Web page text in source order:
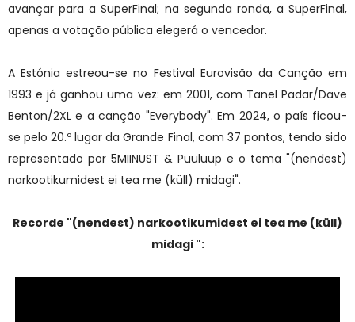
avançar para a SuperFinal; na segunda ronda, a SuperFinal,
apenas a votação pública elegerá o vencedor.
A Estónia estreou-se no Festival Eurovisão da Canção em
1993 e já ganhou uma vez: em 2001, com Tanel Padar/Dave
Benton/2XL e a canção "Everybody". Em 2024, o país ficou-
se pelo 20.º lugar da Grande Final, com 37 pontos, tendo sido
representado por 5MIINUST & Puuluup e o tema "(nendest)
narkootikumidest ei tea me (küll) midagi".
Recorde "(nendest) narkootikumidest ei tea me (küll)
midagi ":